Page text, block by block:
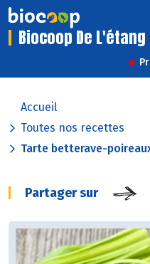
Biocoop De L'étang
Accueil
Toutes nos recettes
Tarte betterave-
Partager sur